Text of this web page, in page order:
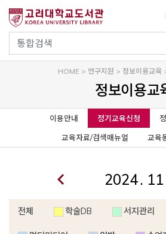
통합검색
사이트내 검색
HOME > 연구지원 > 정보이용교육
정보이용교
이용안내 정기교육신청
교육자료/검색매뉴얼
교육
.
전체 학술DB 서지관리